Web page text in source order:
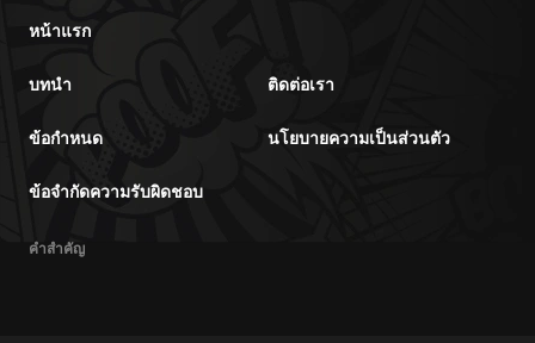
หน้าแรก
บทนำ ติดต่อเรา
ข้อกำหนด นโยบายความเป็นส่วนตัว
ข้อจำกัดความรับผิดชอบ
คำสำคัญ